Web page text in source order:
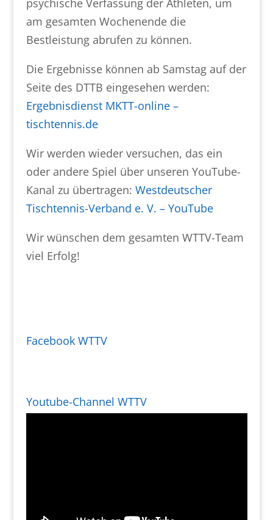
psychische Verfassung der Athleten, um
am gesamten Wochenende die
Bestleistung abrufen zu können.
Die Ergebnisse können ab Samstag auf der
Seite des DTTB eingesehen werden:
Ergebnisdienst MKTT-online –
tischtennis.de
Wir werden wieder versuchen, das ein
oder andere Spiel über unseren YouTube-
Kanal zu übertragen: Westdeutscher
Tischtennis-Verband e. V. – YouTube
Wir wünschen dem gesamten WTTV-Team
viel Erfolg!
Facebook WTTV
Youtube-Channel WTTV